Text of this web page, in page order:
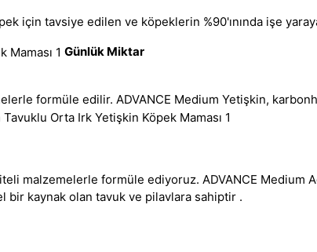
için tavsiye edilen ve köpeklerin %90'ınında işe
Günlük Miktar
formüle edilir. ADVANCE Medium Yetişkin,
malzemelerle formüle ediyoruz. ADVANCE Medium
kaynak olan tavuk ve pilavlara sahiptir .